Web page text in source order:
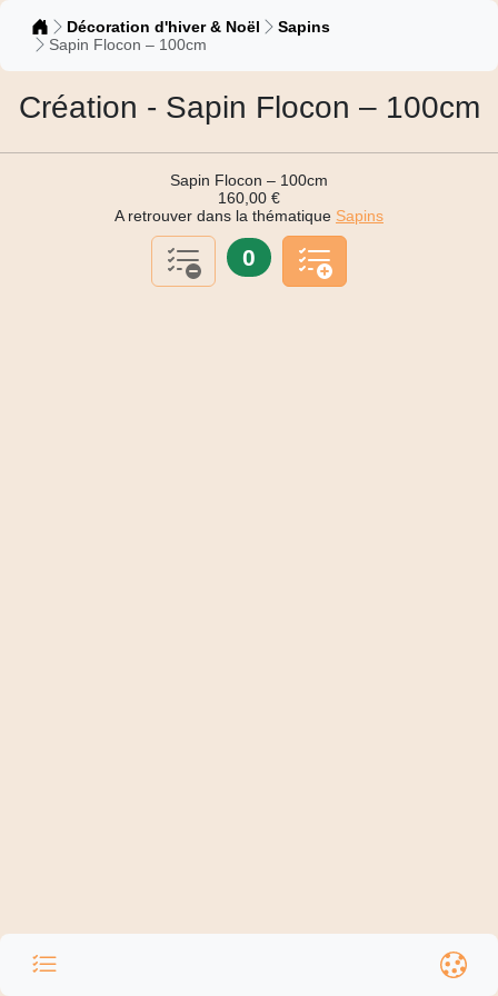
Catalogue
Décoration d'hiver & Noël
Sapins
Sapin Flocon – 100cm
Création - Sapin Flocon – 100cm
Sapin Flocon – 100cm
160,00 €
A retrouver dans la thématique Sapins
0